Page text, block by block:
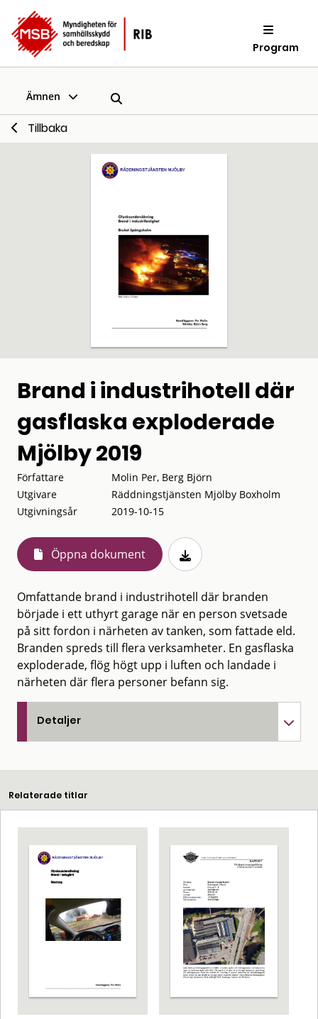
Program
Ämnen
Tillbaka
Brand i industrihotell där
gasflaska exploderade
Mjölby 2019
Författare
Molin Per, Berg Björn
Utgivare
Räddningstjänsten Mjölby Boxholm
Utgivningsår
2019-10-15
Öppna dokument
Omfattande brand i industrihotell där branden
började i ett uthyrt garage när en person svetsade
på sitt fordon i närheten av tanken, som fattade eld.
Branden spreds till flera verksamheter. En gasflaska
exploderade, flög högt upp i luften och landade i
närheten där flera personer befann sig.
Detaljer
Relaterade titlar